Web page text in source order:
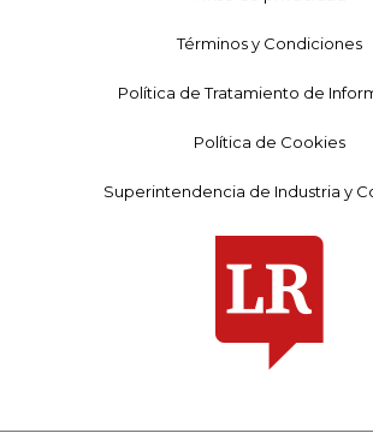
Términos y Condiciones
Política de Tratamiento de
Política de Cookies
Superintendencia de Industria y